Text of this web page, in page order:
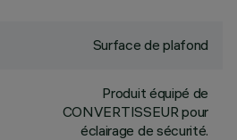
Surface de plafond
Produit équipé de
CONVERTISSEUR pour
éclairage de sécurité.